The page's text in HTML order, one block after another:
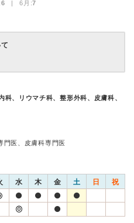
6 | 6月:7
科、リウマチ科、整形外科、皮膚科、
門医、皮膚科専門医
水 木 金 土 日 祝